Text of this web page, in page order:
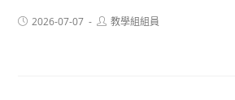
Post2026-07-07
Post教學組組員